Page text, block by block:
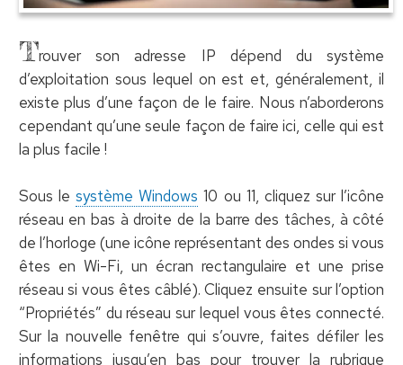
Trouver son adresse IP dépend du système
d’exploitation sous lequel on est et, généralement, il
existe plus d’une façon de le faire. Nous n’aborderons
cependant qu’une seule façon de faire ici, celle qui est
la plus facile !
Sous lesystème Windows 10 ou 11, cliquez sur l’icône
réseau en bas à droite de la barre des tâches, à côté
de l’horloge (une icône représentant des ondes si vous
êtes en Wi-Fi, un écran rectangulaire et une prise
réseau si vous êtes câblé). Cliquez ensuite sur l’option
“Propriétés” du réseau sur lequel vous êtes connecté.
Sur la nouvelle fenêtre qui s’ouvre, faites défiler les
informations jusqu’en bas pour trouver la rubrique